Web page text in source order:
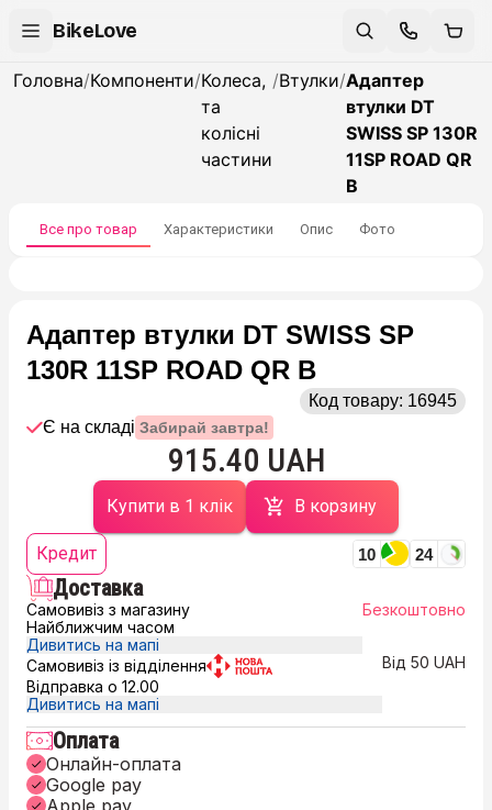
BikeLove
Головна/Компоненти/Колеса,
та
колісні
частини
/Втулки/Адаптер
втулки DT
SWISS SP 130R
11SP ROAD QR
B
Все про товар Характеристики Опис Фото
Адаптер втулки DT SWISS SP
130R 11SP ROAD QR B
Код товару: 16945
Є на складі Забирай завтра!
915.40 UAH
Купити в 1 клік В корзину
Кредит 10 24
Доставка
Самовивіз з магазину
Найближчим часом
Дивитись на мапі
Безкоштовно
Самовивіз із відділення
Відправка о 12.00
Дивитись на мапі
Від 50 UAH
Оплата
Онлайн-оплата
Google pay
Apple pay